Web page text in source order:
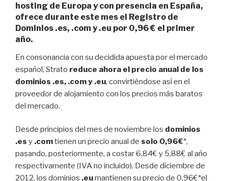
hosting de Europa y con presencia en España,
ofrece durante este mes el Registro de
Dominios .es, .com y .eu por 0,96 € el primer
año.
En consonancia con su decidida apuesta por el mercado
español, Strato reduce ahora el precio anual de los
dominios .es, .com y .eu, convirtiéndose así en el
proveedor de alojamiento con los precios más baratos
del mercado.
Desde principios del mes de noviembre los dominios
.es y .comtienen un precio anual de solo 0,96€*,
pasando, posteriormente, a costar 6,84€ y 5,88€ al año
respectivamente (IVA no incluido). Desde diciembre de
2012, los dominios .eumantienen su precio de 0,96€*el